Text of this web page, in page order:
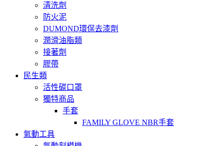
清洗劑
防火泥
DUMOND環保去漆劑
潤滑油脂類
接著劑
膠帶
民生類
活性碳口罩
獨特商品
手套
FAMILY GLOVE NBR手套
氣動工具